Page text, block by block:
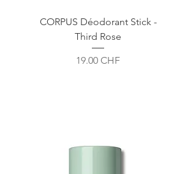
CORPUS Déodorant Stick -
Third Rose
Prix
19.00 CHF